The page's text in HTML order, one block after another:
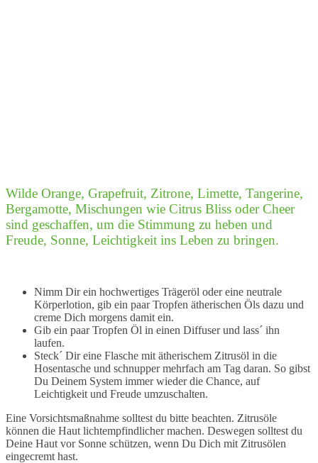
Wilde Orange, Grapefruit, Zitrone, Limette, Tangerine,
Bergamotte, Mischungen wie Citrus Bliss oder Cheer
sind geschaffen, um die Stimmung zu heben und
Freude, Sonne, Leichtigkeit ins Leben zu bringen.
Nimm Dir ein hochwertiges Trägeröl oder eine neutrale
Körperlotion, gib ein paar Tropfen ätherischen Öls dazu und
creme Dich morgens damit ein.
Gib ein paar Tropfen Öl in einen Diffuser und lass´ ihn
laufen.
Steck´ Dir eine Flasche mit ätherischem Zitrusöl in die
Hosentasche und schnupper mehrfach am Tag daran. So gibst
Du Deinem System immer wieder die Chance, auf
Leichtigkeit und Freude umzuschalten.
Eine Vorsichtsmaßnahme solltest du bitte beachten. Zitrusöle
können die Haut lichtempfindlicher machen. Deswegen solltest du
Deine Haut vor Sonne schützen, wenn Du Dich mit Zitrusölen
eingecremt hast.